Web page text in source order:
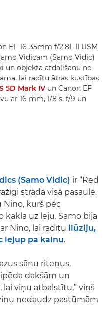
EF 16-35mm f/2.8L II USM
Vidicam (Samo Vidic)
un objekta atdalīšanu no
lai radītu ātras kustības
5D Mark IV un Canon EF
ar 16 mm, 1/8 s, f/9 un
(Samo Vidic) ir “Red
strādā visā pasaulē.
Nino, kurš pēc
kakla uz leju. Samo bija
Nino, lai radītu ilūziju,
lejup pa kalnu.
sānu riteņus,
dakšām un
viņu atbalstītu,” viņš
nedaudz pastūmām